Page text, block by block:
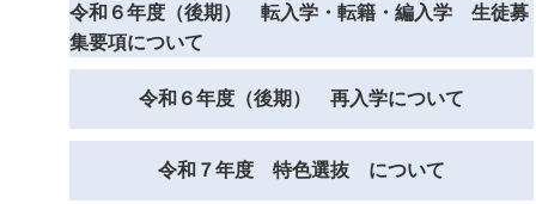
令和６年度（後期） 転入学・転籍・編入学 生徒募
集要項について
令和６年度（後期） 再入学について
令和７年度 特色選抜 について